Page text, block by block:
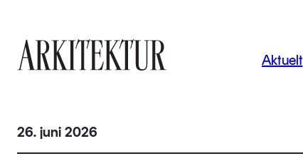
Aktuelt
26. juni 2026